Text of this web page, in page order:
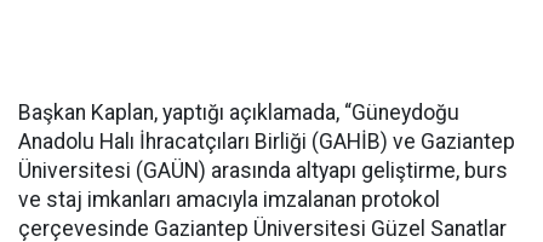
Başkan Kaplan, yaptığı açıklamada, “Güneydoğu
Anadolu Halı İhracatçıları Birliği (GAHİB) ve Gaziantep
Üniversitesi (GAÜN) arasında altyapı geliştirme, burs
ve staj imkanları amacıyla imzalanan protokol
çerçevesinde Gaziantep Üniversitesi Güzel Sanatlar